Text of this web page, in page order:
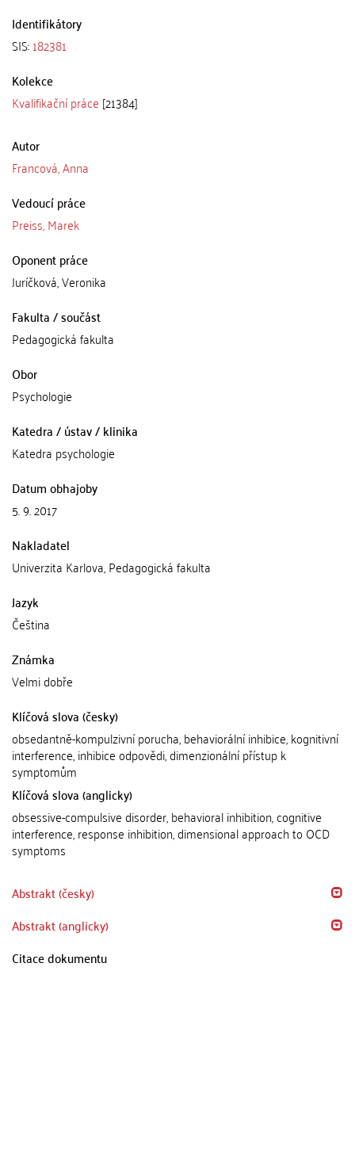
Identifikátory
SIS:182381
Kolekce
Kvalifikační práce [21384]
Autor
Francová, Anna
Vedoucí práce
Preiss, Marek
Oponent práce
Juríčková, Veronika
Fakulta / součást
Pedagogická fakulta
Obor
Psychologie
Katedra / ústav / klinika
Katedra psychologie
Datum obhajoby
5. 9. 2017
Nakladatel
Univerzita Karlova, Pedagogická fakulta
Jazyk
Čeština
Známka
Velmi dobře
Klíčová slova (česky)
obsedantně-kompulzivní porucha, behaviorální inhibice, kognitivní
interference, inhibice odpovědi, dimenzionální přístup k
symptomům
Klíčová slova (anglicky)
obsessive-compulsive disorder, behavioral inhibition, cognitive
interference, response inhibition, dimensional approach to OCD
symptoms
Abstrakt (česky)
Abstrakt (anglicky)
Citace dokumentu